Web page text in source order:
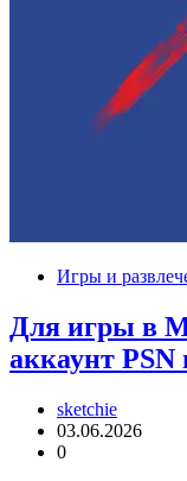
Игры и
Для игры в
аккаунт PSN
sketchie
03.06.2026
0